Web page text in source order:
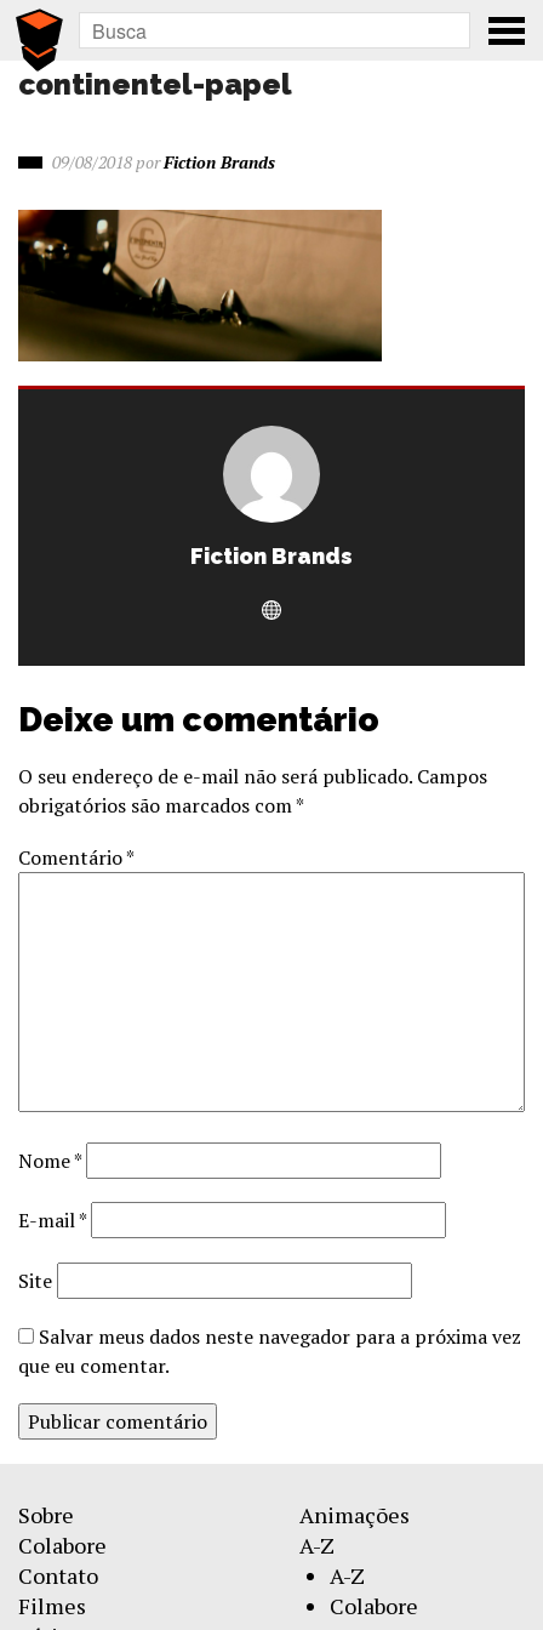
continentel-papel
09/08/2018porFiction Brands
Fiction Brands
Deixe um comentário
O seu endereço de e-mail não será publicado. Campos
obrigatórios são marcados com*
Comentário*
Nome*
E-mail*
Site
Salvar meus dados neste navegador para a próxima vez
que eu comentar.
Sobre
Colabore
Contato
Filmes
Animações
A-Z
A-Z
Colabore